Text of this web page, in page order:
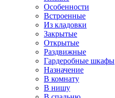
Особенности
Встроенные
Из кладовки
Закрытые
Открытые
Раздвижные
Гардеробные шкафы
Назначение
В комнату
В нишу